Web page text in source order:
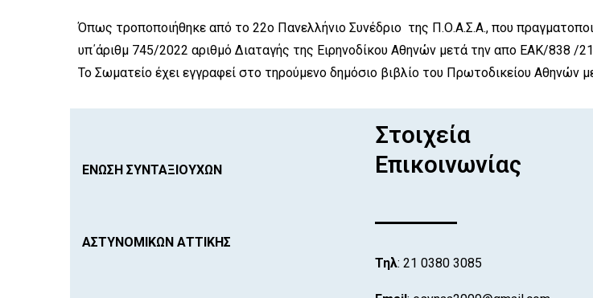
Όπως τροποποιήθηκε από το 22ο Πανελλήνιο Συνέδριο της Π.Ο.Α.Σ.Α., που
υπ΄άριθμ 745/2022 αριθμό Διαταγής της Ειρηνοδίκου Αθηνών μετά την απο ΕΑΚ/838 /
Το Σωματείο έχει εγγραφεί στο τηρούμενο δημόσιο βιβλίο του Πρωτοδικείου Αθηνών
ΕΝΩΣΗ ΣΥΝΤΑΞΙΟΥΧΩΝ
ΑΣΤΥΝΟΜΙΚΩΝ ΑΤΤΙΚΗΣ
Στοιχεία
Επικοινωνίας
Τηλ: 21 0380 3085